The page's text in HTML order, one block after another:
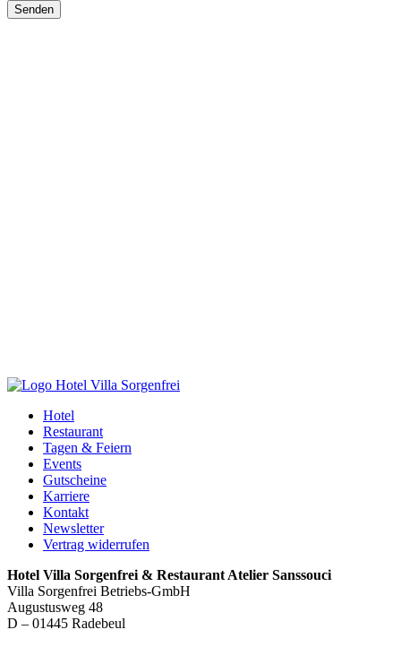
Hotel
Restaurant
Tagen & Feiern
Events
Gutscheine
Karriere
Kontakt
Newsletter
Vertrag widerrufen
Hotel Villa Sorgenfrei & Restaurant Atelier Sanssouci
Villa Sorgenfrei Betriebs-GmbH
Augustusweg 48
D – 01445 Radebeul